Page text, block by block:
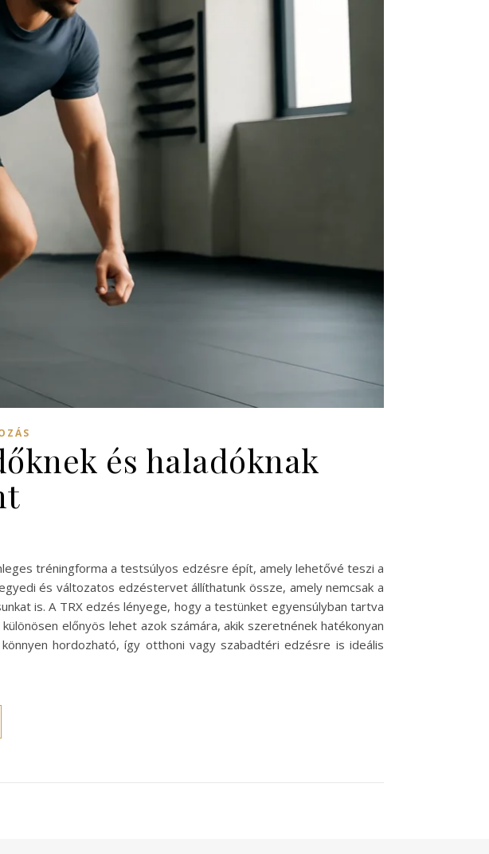
és haladóknak
tréningforma a testsúlyos edzésre épít, amely lehetővé teszi a
és változatos edzéstervet állíthatunk össze, amely nemcsak a
is. A TRX edzés lényege, hogy a testünket egyensúlyban tartva
előnyös lehet azok számára, akik szeretnének hatékonyan
hordozható, így otthoni vagy szabadtéri edzésre is ideális